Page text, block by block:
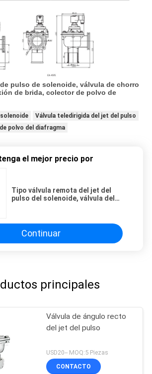
pulso de solenoide, válvula de chorro
de brida, colector de polvo de
Válvula teledirigida del jet del pulso
polvo del diafragma
el mejor precio por
Tipo válvula remota del jet del
pulso del solenoide, válvula del
Continuar
principales
Válvula de ángulo recto
del jet del pulso
USD20-- MOQ:5 Piezas
CONTACTO